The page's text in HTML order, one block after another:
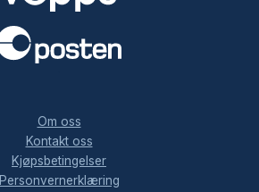
Om oss
Kontakt oss
Kjøpsbetingelser
Personvernerklæring